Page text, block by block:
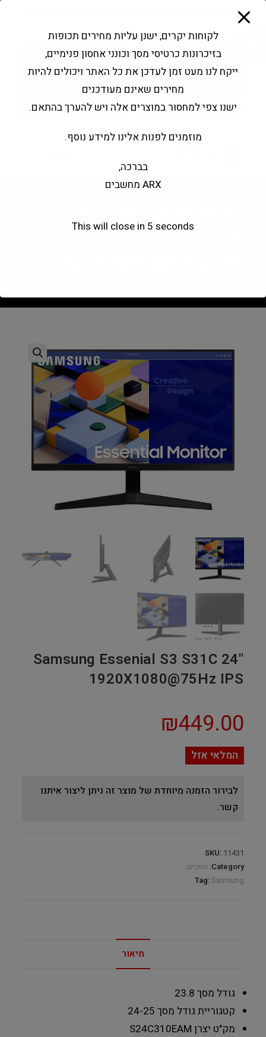
פתח סרגל נגישות
Products
search
החשבון שלי בקשה להצעה
S31C 24"
Samsung Essenial S3 S31C 24"
1920X1080@75Hz IPS
₪449.00
המלאי אזל
לבירור הזמנה מיוחדת של מוצר זה ניתן ליצור איתנו
קשר.
SKU: 11431
Category: מסכים
Tag: Samsung
תיאור
גודל מסך 23.8
קטגוריית גודל מסך 24-25
מק"ט יצרן S24C310EAM
לקוחות יקרים, ישנן עליות מחירים תכופות
בזיכרונות כרטיסי מסך וכונני אחסון פנימיים,
ייקח לנו מעט זמן לעדכן את כל האתר ויכולים להיות
מחירים שאינם מעודכנים
ישנו צפי למחסור במוצרים אלה ויש להערך בהתאם.
מוזמנים לפנות אלינו למידע נוסף.
בברכה,
ARX מחשבים
This will close in 5 seconds